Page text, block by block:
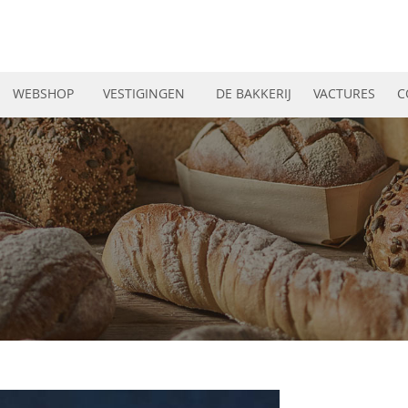
WEBSHOP VESTIGINGEN DE BAKKERIJ VACTURES